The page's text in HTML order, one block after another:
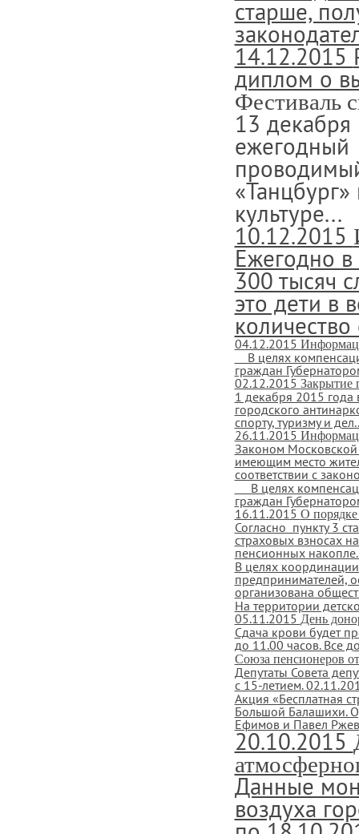
старше,
14.12.2015
диплом о
Фестиваль
13
ежегодный
культуре...
10.12.2015
Ежегодно
300 тысяч
это дети в
04.12.2015
В целях
граждан
02.12.2015 Закрытие
1 декабря 2015 года
городского
спорту, туризму и
26.11.2015
Законом
имеющим место
соответствии с
В целях
граждан
16.11.2015 О
Согласно пункту 3
страховых взносах
пенсионных
В целях
предпринимателей,
организована
На территории
05.11.2015 День
Сдача крови будет
до 11.00 часов. Все
Союза пенсионеров
Депутаты Совета
с 15-летием.
Акция «Бесплатная
Большой Балашихи.
Ефимов и Павел
20.10.2015
Данные
воздуха